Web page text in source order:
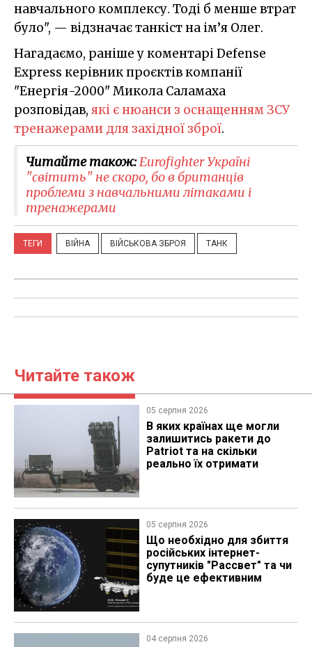
навчального комплексу. Тоді б менше втрат
було", — відзначає танкіст на ім’я Олег.
Нагадаємо, раніше у коментарі Defense
Express керівник проєктів компанії
"Енергія-2000" Микола Саламаха
розповідав, які є нюанси з оснащенням ЗСУ
тренажерами для західної зброї.
Читайте також:Eurofighter Україні
"світить" не скоро, бо в британців
проблеми з навчальними літаками і
тренажерами
ТЕГИ ВІЙНА ВІЙСЬКОВА ЗБРОЯ ТАНК
Читайте також
05 серпня 2026
В яких країнах ще могли
залишитись ракети до
Patriot та на скільки
реально їх отримати
05 серпня 2026
Що необхідно для збиття
російських інтернет-
супутників "Рассвет" та чи
буде це ефективним
04 серпня 2026